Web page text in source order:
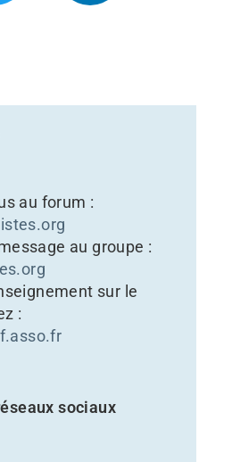
au forum :
au groupe :
sur le
:
sociaux